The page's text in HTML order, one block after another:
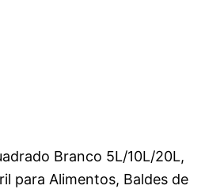
Branco 5L/10L/20L,
para Alimentos, Baldes de